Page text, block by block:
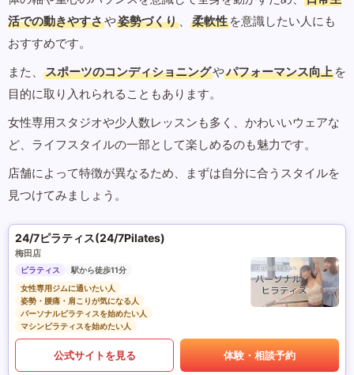
活での動きやすさや姿勢づくり 、 柔軟性 を意識したい人にも
おすすめです。
また、
スポーツのコンディショニングやパフォーマンス向上 を
目的に取り入れられることもあります。
女性専用スタジオや少人数レッスンも多く、かわいいウェアな
ど、ライフスタイルの一部として楽しめるのも魅力です。
店舗によって特徴が異なるため、まずは自分に合うスタイルを
見つけてみましょう。
24/7ピラティス(24/7Pilates)
梅田店
ピラティス
駅から徒歩11分
女性専用ジムに通いたい人
姿勢・腰痛・肩こりが気になる人
パーソナルピラティスを始めたい人
マシンピラティスを始めたい人
公式サイトを見る 体験・相談予約